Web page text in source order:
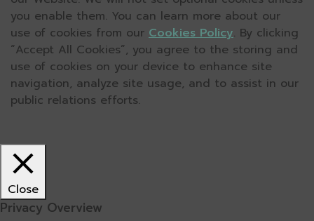
you enable them. You can learn more about our
use of cookies from our Cookies Policy. By clicking
“Accept All Cookies”, you agree to the storing and
use of cookies on your device to enhance site
navigation, analyze site usage, and to assist in our
public relations efforts.
Close
Privacy Overview